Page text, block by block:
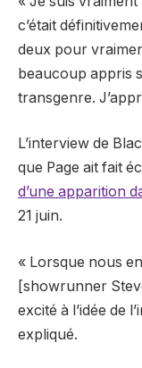
c’était
deux pour
beaucoup appris
transgenre.
L’interview de
que Page ait fait
d’une apparition
21 juin.
« Lorsque nous
[showrunner
excité à l’idée de
expliqué.